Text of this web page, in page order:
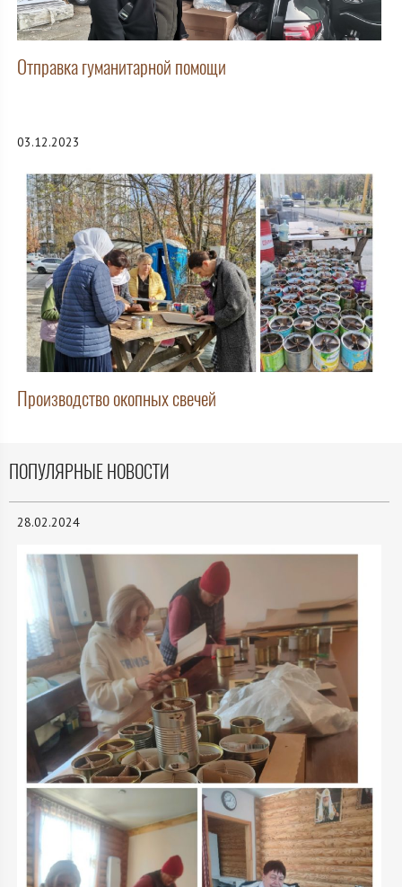
Отправка гуманитарной помощи
03.12.2023
Производство окопных свечей
ПОПУЛЯРНЫЕ НОВОСТИ
28.02.2024